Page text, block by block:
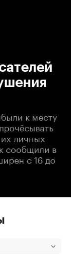
к месту
личных
сообщили в
с 16 до